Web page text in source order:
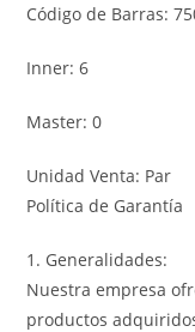
Código de Barras:
Inner: 6
Master: 0
Unidad Venta: Par
Política de Garantía
1. Generalidades:
Nuestra empresa
productos